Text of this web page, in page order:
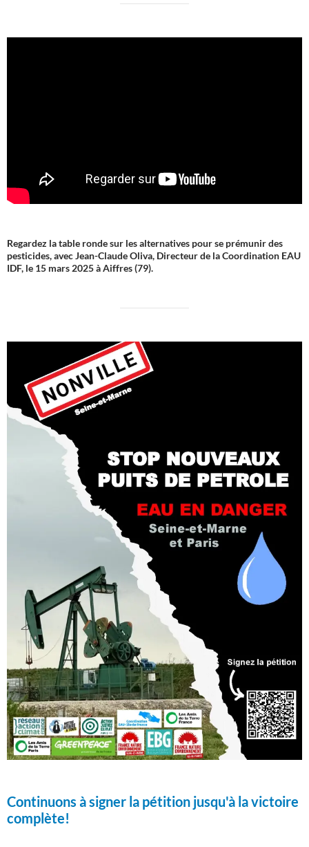
Regardez la table ronde sur les alternatives pour se prémunir des
pesticides, avec Jean-Claude Oliva, Directeur de la Coordination EAU
IDF, le 15 mars 2025 à Aiffres (79).
Continuons à signer la pétition jusqu'à la victoire
complète!